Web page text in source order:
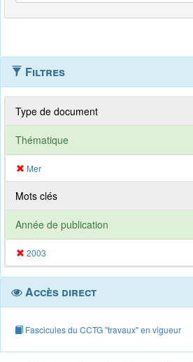
Filtres
Type de document
Thématique
Mer
Mots clés
Année de publication
2003
Accès direct
Fascicules du CCTG "travaux" en vigueur